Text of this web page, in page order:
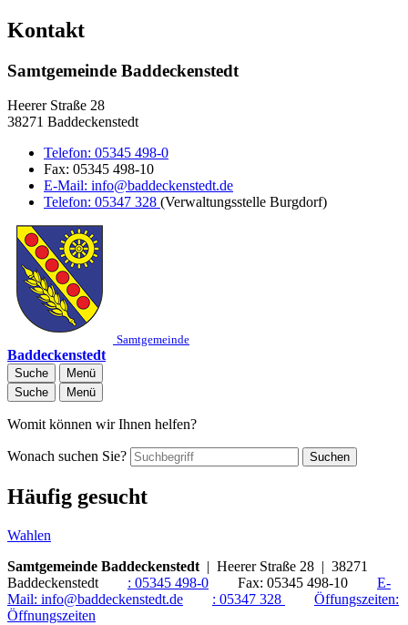
Kontakt
Samtgemeinde Baddeckenstedt
Heerer Straße 28
38271 Baddeckenstedt
Telefon: 05345 498-0
Fax: 05345 498-10
E-Mail: info@baddeckenstedt.de
Telefon: 05347 328 (Verwaltungsstelle Burgdorf)
Samtgemeinde
Baddeckenstedt
Suche
Menü
Suche
Menü
Womit können wir Ihnen helfen?
Wonach suchen Sie? Suchen
Häufig gesucht
Wahlen
Samtgemeinde Baddeckenstedt | Heerer Straße 28 | 38271
Baddeckenstedt : 05345 498-0 Fax: 05345 498-10
E-
Mail: info@baddeckenstedt.de : 05347 328
Öffungszeiten:
Öffnungszeiten